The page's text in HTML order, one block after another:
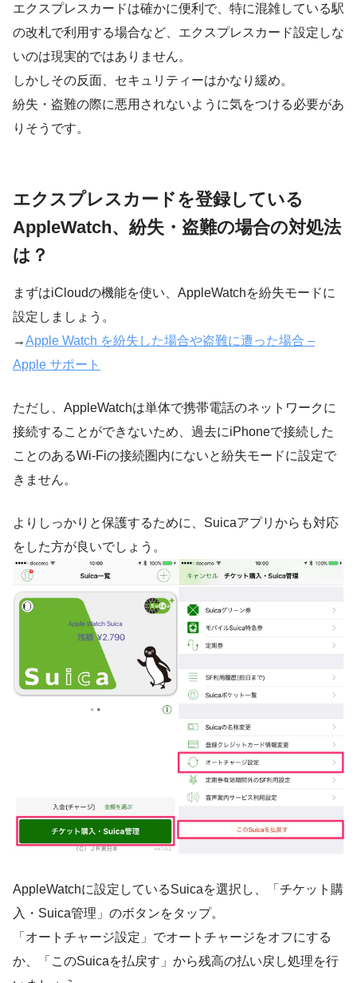
エクスプレスカードは確かに便利で、特に混雑している駅
の改札で利用する場合など、エクスプレスカード設定しな
いのは現実的ではありません。
しかしその反面、セキュリティーはかなり緩め。
紛失・盗難の際に悪用されないように気をつける必要があ
りそうです。
エクスプレスカードを登録している
AppleWatch、紛失・盗難の場合の対処法
は？
まずはiCloudの機能を使い、AppleWatchを紛失モードに
設定しましょう。
→Apple Watch を紛失した場合や盗難に遭った場合 –
Apple サポート
ただし、AppleWatchは単体で携帯電話のネットワークに
接続することができないため、過去にiPhoneで接続した
ことのあるWi-Fiの接続圏内にないと紛失モードに設定で
きません。
よりしっかりと保護するために、Suicaアプリからも対応
をした方が良いでしょう。
AppleWatchに設定しているSuicaを選択し、「チケット購
入・Suica管理」のボタンをタップ。
「オートチャージ設定」でオートチャージをオフにする
か、「このSuicaを払戻す」から残高の払い戻し処理を行